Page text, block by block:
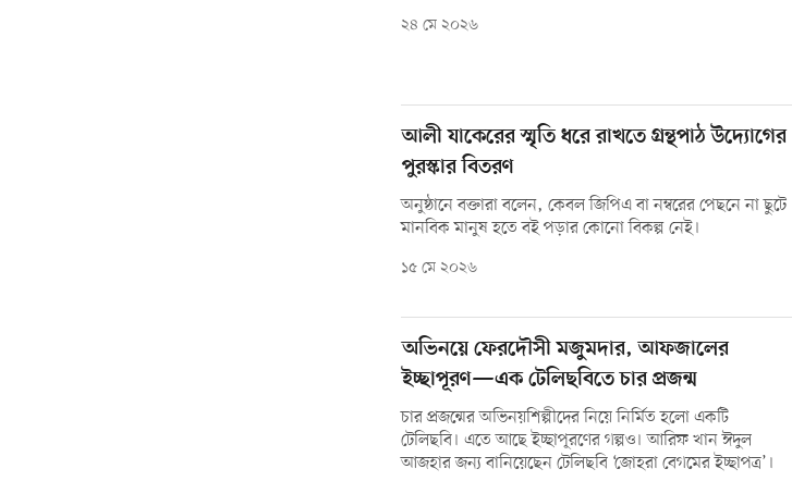
২৪ মে ২০২৬
আলী যাকেরের স্মৃতি ধরে রাখতে গ্রন্থপাঠ উদ্যোগের
পুরস্কার বিতরণ
অনুষ্ঠানে বক্তারা বলেন, কেবল জিপিএ বা নম্বরের পেছনে না ছুটে
মানবিক মানুষ হতে বই পড়ার কোনো বিকল্প নেই।
১৫ মে ২০২৬
অভিনয়ে ফেরদৌসী মজুমদার, আফজালের
ইচ্ছাপূরণ—এক টেলিছবিতে চার প্রজন্ম
চার প্রজন্মের অভিনয়শিল্পীদের নিয়ে নির্মিত হলো একটি
টেলিছবি। এতে আছে ইচ্ছাপূরণের গল্পও। আরিফ খান ঈদুল
আজহার জন্য বানিয়েছেন টেলিছবি ‘জোহরা বেগমের ইচ্ছাপত্র’।